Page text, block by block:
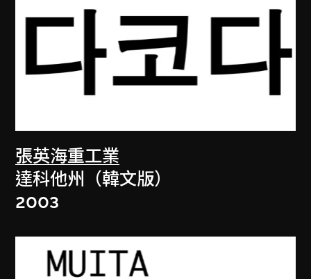
張英海重工業
達科他州（韓文版）
2003